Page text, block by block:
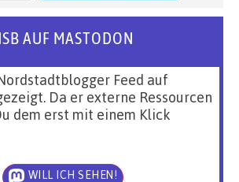
AUF MASTODON
Feed auf
Da er externe Ressourcen
dem erst mit einem Klick
WILL ICH SEHEN!